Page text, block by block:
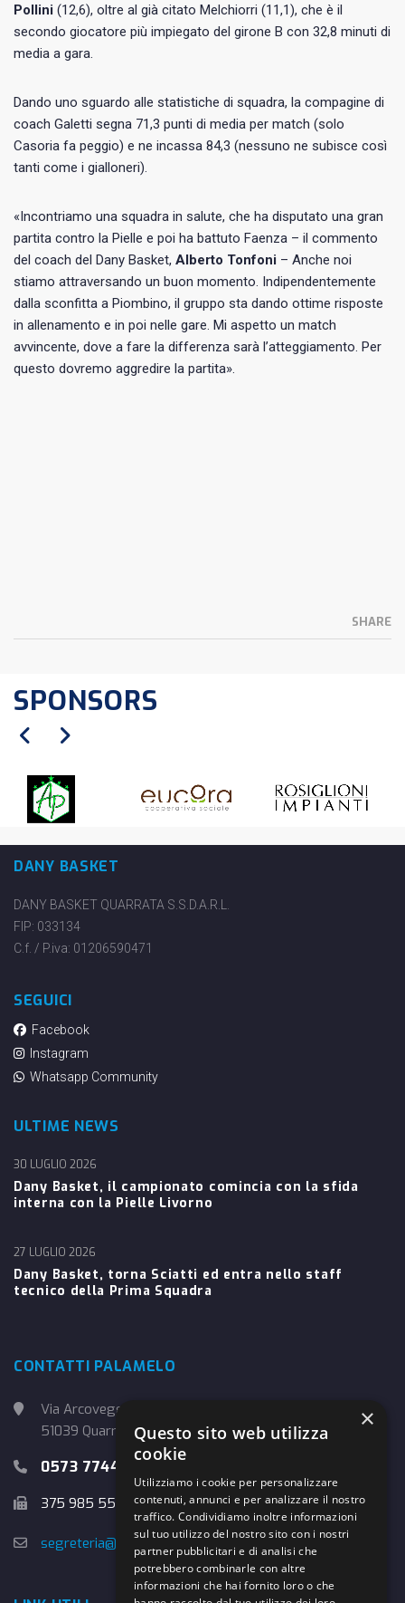
Pollini (12,6), oltre al già citato Melchiorri (11,1), che è il
secondo giocatore più impiegato del girone B con 32,8 minuti di
media a gara.
Dando uno sguardo alle statistiche di squadra, la compagine di
coach Galetti segna 71,3 punti di media per match (solo
Casoria fa peggio) e ne incassa 84,3 (nessuno ne subisce così
tanti come i gialloneri).
«Incontriamo una squadra in salute, che ha disputato una gran
partita contro la Pielle e poi ha battuto Faenza – il commento
del coach del Dany Basket, Alberto Tonfoni – Anche noi
stiamo attraversando un buon momento. Indipendentemente
dalla sconfitta a Piombino, il gruppo sta dando ottime risposte
in allenamento e in poi nelle gare. Mi aspetto un match
avvincente, dove a fare la differenza sarà l’atteggiamento. Per
questo dovremo aggredire la partita».
SHARE
SPONSORS
DANY BASKET
DANY BASKET QUARRATA S.S.D.A.R.L.
FIP: 033134
C.f. / P.iva: 01206590471
SEGUICI
Facebook
Instagram
Whatsapp Community
ULTIME NEWS
Dany Basket, il campionato comincia con la sfida
interna con la Pielle Livorno
30 LUGLIO 2026
Dany Basket, torna Sciatti ed entra nello staff
tecnico della Prima Squadra
27 LUGLIO 2026
CONTATTI PALAMELO
Via Arcoveggio, 4
51039 Quarrata (PT)
0573 774457
375 985 5526
segreteria@danybasket.it
×
Questo sito web utilizza
cookie
Utilizziamo i cookie per personalizzare
contenuti, annunci e per analizzare il nostro
traffico. Condividiamo inoltre informazioni
sul tuo utilizzo del nostro sito con i nostri
partner pubblicitari e di analisi che
potrebbero combinarle con altre
informazioni che hai fornito loro o che